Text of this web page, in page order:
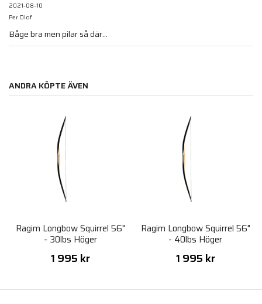
2021-08-10
Per Olof
Båge bra men pilar så där...
ANDRA KÖPTE ÄVEN
Ragim Longbow Squirrel 56"
- 30lbs Höger
1 995 kr
Ragim Longbow Squirrel 56"
- 40lbs Höger
1 995 kr